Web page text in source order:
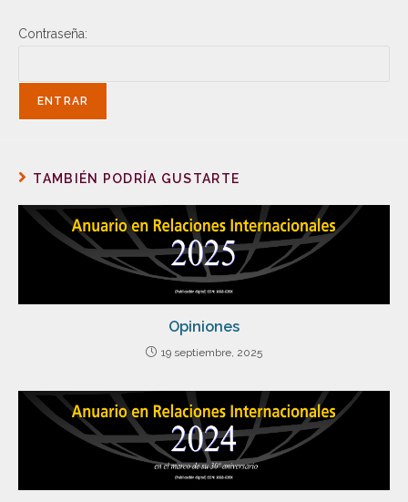
Contraseña:
TAMBIÉN PODRÍA GUSTARTE
Opiniones
19 septiembre, 2025